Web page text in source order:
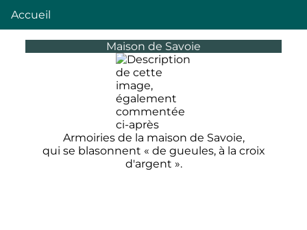
Accueil
Maison de Savoie
Armoiries de la maison de Savoie,
qui se blasonnent « de gueules, à la croix
d'argent ».